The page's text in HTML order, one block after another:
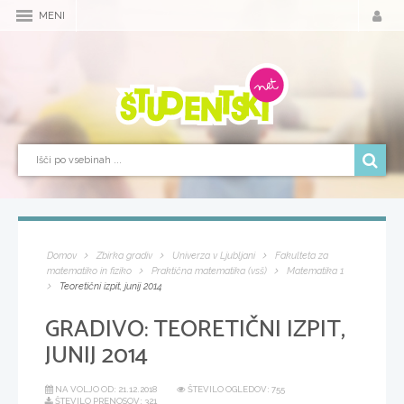
MENI
Domov Zbirka gradiv Univerza v Ljubljani
Fakulteta za
matematiko in fiziko
Praktična matematika (vsš)
Matematika 1
Teoretični izpit, junij 2014
GRADIVO:TEORETIČNI IZPIT,
JUNIJ 2014
NA VOLJO OD: 21.12.2018
ŠTEVILO OGLEDOV: 755
ŠTEVILO PRENOSOV: 321